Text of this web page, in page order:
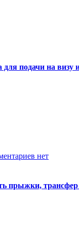
для подачи на
нет
прыжки,